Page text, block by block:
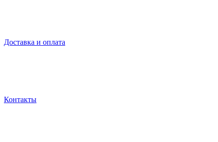
Доставка и оплата
Контакты